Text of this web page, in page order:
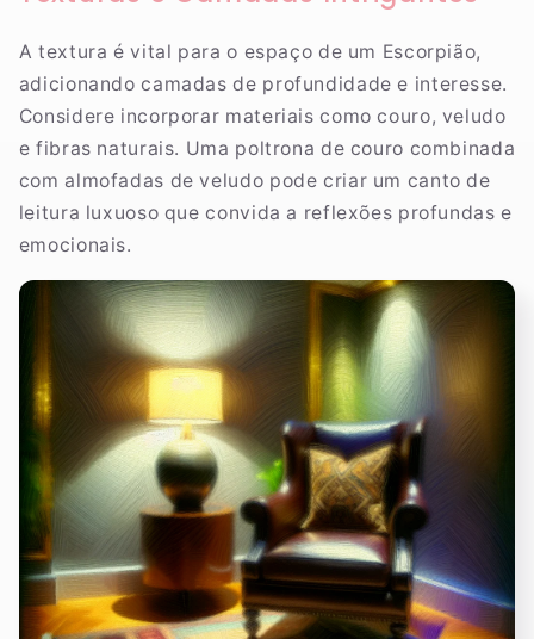
A textura é vital para o espaço de um Escorpião,
adicionando camadas de profundidade e interesse.
Considere incorporar materiais como couro, veludo
e fibras naturais. Uma poltrona de couro combinada
com almofadas de veludo pode criar um canto de
leitura luxuoso que convida a reflexões profundas e
emocionais.